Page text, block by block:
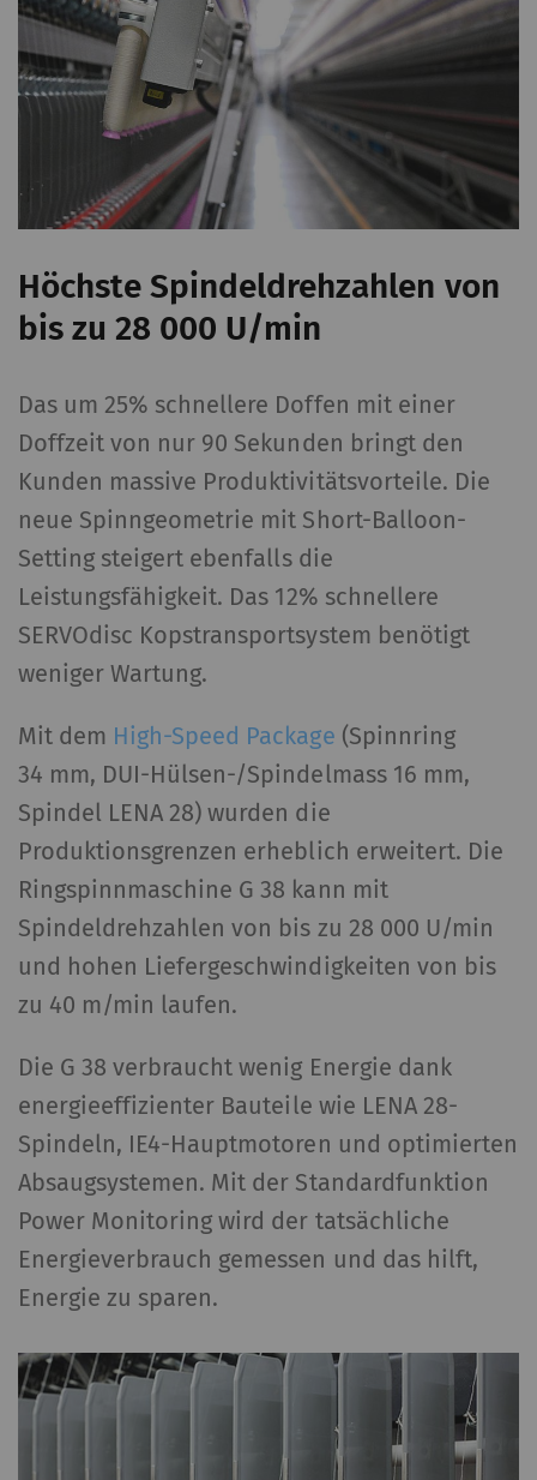
Höchste Spindeldrehzahlen von
bis zu 28 000 U/min
Das um 25% schnellere Doffen mit einer
Doffzeit von nur 90 Sekunden bringt den
Kunden massive Produktivitätsvorteile. Die
neue Spinngeometrie mit Short-Balloon-
Setting steigert ebenfalls die
Leistungsfähigkeit. Das 12% schnellere
SERVOdisc Kopstransportsystem benötigt
weniger Wartung.
Mit dem High-Speed Package (Spinnring
34 mm, DUI-Hülsen-/Spindelmass 16 mm,
Spindel LENA 28) wurden die
Produktionsgrenzen erheblich erweitert. Die
Ringspinnmaschine G 38 kann mit
Spindeldrehzahlen von bis zu 28 000 U/min
und hohen Liefergeschwindigkeiten von bis
zu 40 m/min laufen.
Die G 38 verbraucht wenig Energie dank
energieeffizienter Bauteile wie LENA 28-
Spindeln, IE4-Hauptmotoren und optimierten
Absaugsystemen. Mit der Standardfunktion
Power Monitoring wird der tatsächliche
Energieverbrauch gemessen und das hilft,
Energie zu sparen.